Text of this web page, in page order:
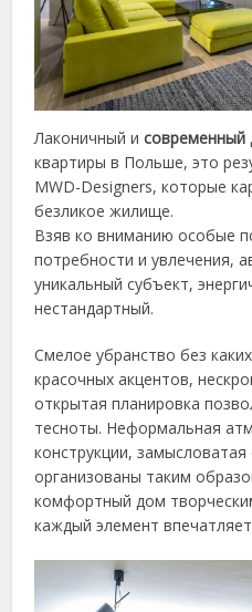
Лаконичный исовременный
квартиры в Польше, это
MWD-Designers, которые
безликое жилище.
Взяв ко вниманию особые
потребности и увлечения,
уникальный субъект,
нестандартный.
Смелое убранство без
красочных акцентов,
открытая планировка
тесноты. Неформальная
конструкции,
организованы таким
комфортный дом
каждый элемент